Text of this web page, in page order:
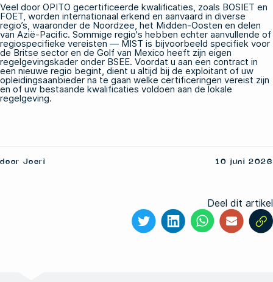
Veel door OPITO gecertificeerde kwalificaties, zoals BOSIET en
FOET, worden internationaal erkend en aanvaard in diverse
regio’s, waaronder de Noordzee, het Midden-Oosten en delen
van Azië-Pacific. Sommige regio's hebben echter aanvullende of
regiospecifieke vereisten — MIST is bijvoorbeeld specifiek voor
de Britse sector en de Golf van Mexico heeft zijn eigen
regelgevingskader onder BSEE. Voordat u aan een contract in
een nieuwe regio begint, dient u altijd bij de exploitant of uw
opleidingsaanbieder na te gaan welke certificeringen vereist zijn
en of uw bestaande kwalificaties voldoen aan de lokale
regelgeving.
door Joeri 10 juni 2026
Deel dit artikel